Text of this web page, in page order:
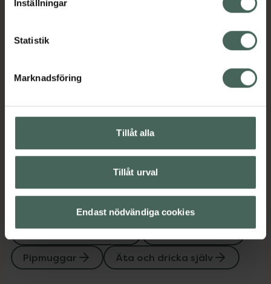
Inställningar
Statistik
Marknadsföring
Tillåt alla
Tillåt urval
Endast nödvändiga cookies
Amning och matning
Äta och dricka själv
Omdömen Visa
Upptäck flera produkter inom
Amning och matning
Barn och föräldrar
Barntillbehör
Pipmuggar
Äta och dricka själv